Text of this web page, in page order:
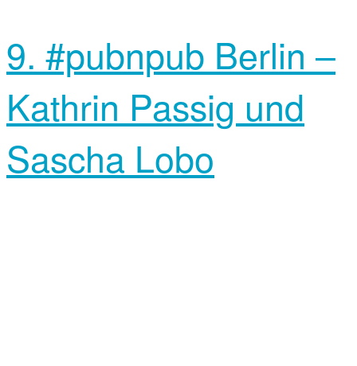
9. #pubnpub Berlin –
Kathrin Passig und
Sascha Lobo